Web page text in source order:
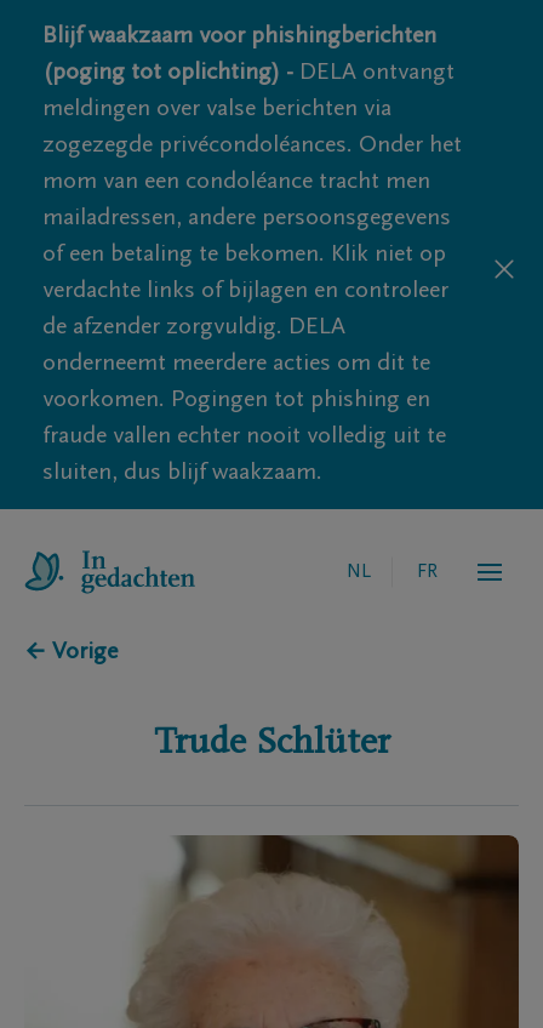
Blijf waakzaam voor phishingberichten
(poging tot oplichting) - DELA ontvangt
meldingen over valse berichten via
zogezegde privécondoléances. Onder het
mom van een condoléance tracht men
mailadressen, andere persoonsgegevens
of een betaling te bekomen. Klik niet op
verdachte links of bijlagen en controleer
de afzender zorgvuldig. DELA
onderneemt meerdere acties om dit te
voorkomen. Pogingen tot phishing en
fraude vallen echter nooit volledig uit te
sluiten, dus blijf waakzaam.
NL FR
← Vorige
Trude Schlüter